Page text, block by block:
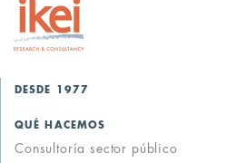
DESDE 1977
QUÉ HACEMOS
Consultoría sector público